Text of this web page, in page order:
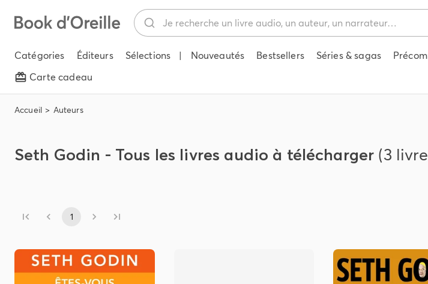
Catégories Éditeurs Sélections | Nouveautés Bestsellers Séries & sagas
Carte cadeau
Accueil Auteurs
Seth Godin - Tous les livres audio à télécharger (3
1